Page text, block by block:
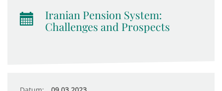
Iranian Pension System:
Challenges and Prospects